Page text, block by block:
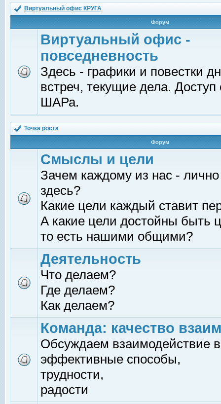
Виртуальный офис КРУГА
Форум
Виртуальный офис -
повседневность
Здесь - графики и повестки
встреч, текущие дела.
ШАРа.
Точка роста
Форум
Смыслы и цели
Зачем каждому из нас -
здесь?
Какие цели каждый ставит
А какие цели достойны быть
то есть нашими общими?
Деятельность
Что делаем?
Где делаем?
Как делаем?
Команда: качество
Обсуждаем взаимодействие
эффективные способы,
трудности,
радости